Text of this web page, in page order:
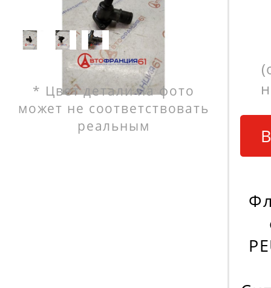
* Цвет детали на фото
может не соответствовать
реальным